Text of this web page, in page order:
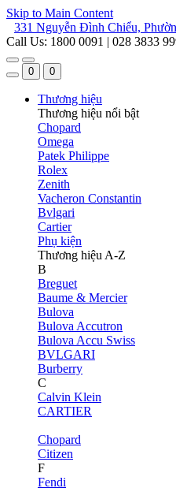
Skip to Main Content
331 Nguyễn Đình Chiểu,
Call Us: 1800 0091 | 028 3833
0 0
Thương hiệu
Thương hiệu nổi bật
Chopard
Omega
Patek Philippe
Rolex
Zenith
Vacheron Constantin
Bvlgari
Cartier
Phụ kiện
Thương hiệu A-Z
B
Breguet
Baume & Mercier
Bulova
Bulova Accutron
Bulova Accu Swiss
BVLGARI
Burberry
C
Calvin Klein
CARTIER
Chopard
Citizen
F
Fendi